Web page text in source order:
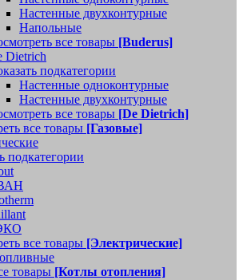
Настенные двухконтурные
Напольные
все товары [Buderus]
Dietrich
подкатегории
Настенные одноконтурные
Настенные двухконтурные
все товары [De Dietrich]
все товары [Газовые]
подкатегории
все товары [Электрические]
товары [Котлы отопления]